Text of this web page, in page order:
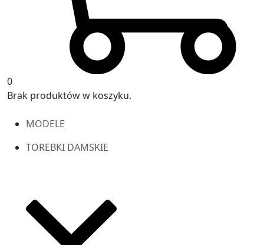
0
Brak produktów w koszyku.
MODELE
TOREBKI DAMSKIE